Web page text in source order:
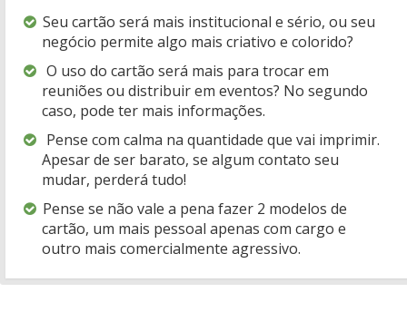
Seu cartão será mais institucional e sério, ou seu
negócio permite algo mais criativo e colorido?
O uso do cartão será mais para trocar em
reuniões ou distribuir em eventos? No segundo
caso, pode ter mais informações.
Pense com calma na quantidade que vai imprimir.
Apesar de ser barato, se algum contato seu
mudar, perderá tudo!
Pense se não vale a pena fazer 2 modelos de
cartão, um mais pessoal apenas com cargo e
outro mais comercialmente agressivo.